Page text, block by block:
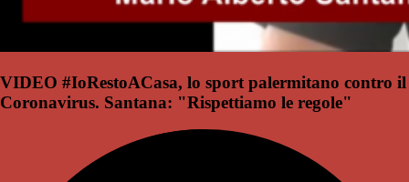
VIDEO #IoRestoACasa, lo sport palermitano contro il
Coronavirus. Santana: "Rispettiamo le regole"